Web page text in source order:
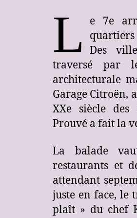
L
e 7e
Des
traversé par
architecturale
Garage Citroën,
XXe siècle des
Prouvé a fait la
La balade
restaurants et
attendant
juste en face, le
plaît » du chef